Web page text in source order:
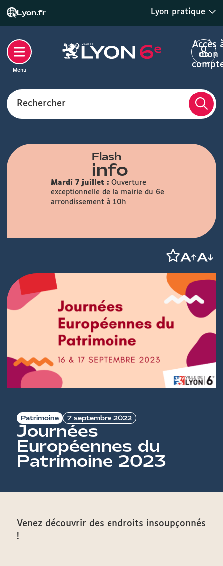
Lyon.fr Lyon pratique
Rechercher
Accès
mon
Menu
Flash
info
Mardi 7 juillet : Ouverture
exceptionnelle de la mairie du 6e
arrondissement à 10h
Patrimoine 7 septembre 2022
Journées
Européennes du
Patrimoine 2023
Venez découvrir des endroits insoupçonnés
!